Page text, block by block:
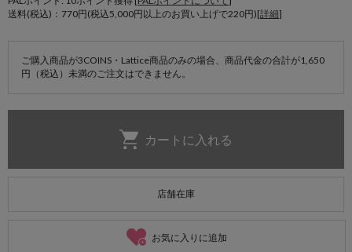
送料(税込)：770円(税込5,000円以上のお買い上げで220円)[詳細]
ご購入商品が3COINS・Lattice商品のみの場合、商品代金の合計が1,650
円（税込）未満のご注文はできません。
店舗在庫
お気に入りに追加